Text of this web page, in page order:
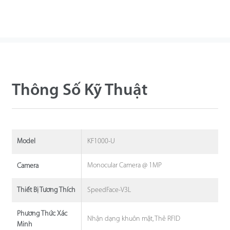
Thông Số Kỹ Thuật
Model KF1000-U
Camera Monocular Camera @ 1MP
Thiết Bị Tương Thích SpeedFace-V3L
Phương Thức Xác
Minh
Nhận dạng khuôn mặt, Thẻ RFID